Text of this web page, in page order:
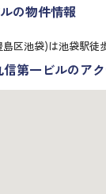
の物件情報
区池袋)は池袋駅徒
信第一ビルのア